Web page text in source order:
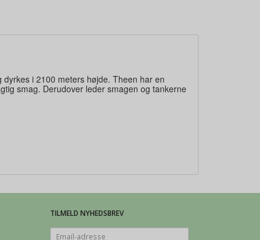
i 2100 meters højde. Theen har en
smag. Derudover leder smagen og tankerne
TILMELD NYHEDSBREV
Email-